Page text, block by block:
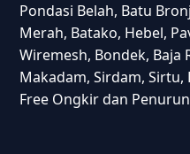
Pondasi Belah, Batu
Merah, Batako, Hebel,
Wiremesh, Bondek, Baja
Makadam, Sirdam,
Free Ongkir dan